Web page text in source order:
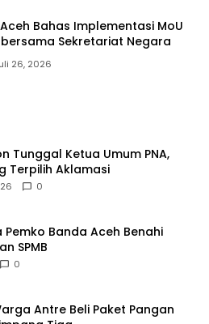
Bahas Implementasi MoU
bersama Sekretariat Negara
26, 2026
Tunggal Ketua Umum PNA,
Terpilih Aklamasi
0
Pemko Banda Aceh Benahi
SPMB
0
Antre Beli Paket Pangan